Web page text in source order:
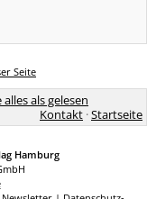
Seite
als gelesen
Kontakt ·Startseite
Hamburg